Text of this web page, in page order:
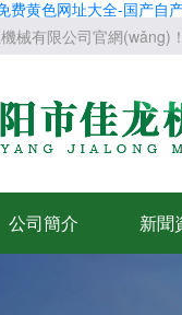
费黄色网址大全-国产自
械有限公司官網(wǎng)！
公司簡介 新聞